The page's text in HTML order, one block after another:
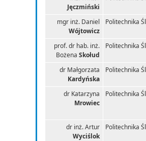
Jęczmiński
mgr inż. Daniel
Wójtowicz
Politechnika
prof. dr hab. inż.
BożenaSkołud
Politechnika
dr Małgorzata
Kardyńska
Politechnika
dr Katarzyna
Mrowiec
Politechnika
dr inż. Artur
Wyciślok
Politechnika